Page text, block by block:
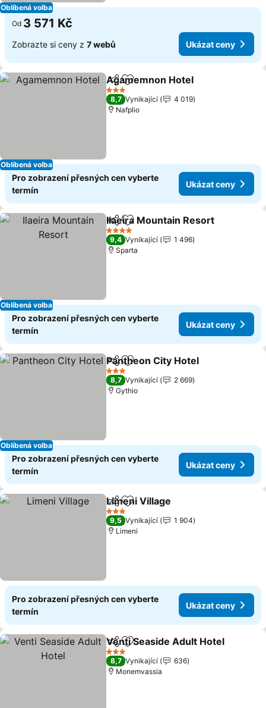
Oblíbená volba
Od 3 571 Kč
Zobrazte si ceny z 7 webů Ukázat ceny
Oblíbená volba
SdíletPřidat na seznam oblíbených
Agamemnon Hotel
3 Počet hvězdiček
8,7 Vynikající
4 019
Nafplio
Pro zobrazení přesných cen vyberte
termín
Ukázat ceny
Oblíbená volba
SdíletPřidat na seznam oblíbených
Ilaeira Mountain Resort
4 Počet hvězdiček
9,4 Vynikající
1 496
Sparta
Pro zobrazení přesných cen vyberte
termín
Ukázat ceny
Oblíbená volba
SdíletPřidat na seznam oblíbených
Pantheon City Hotel
3 Počet hvězdiček
8,7 Vynikající
2 669
Gythio
Pro zobrazení přesných cen vyberte
termín
Ukázat ceny
SdíletPřidat na seznam oblíbených
Limeni Village
3 Počet hvězdiček
9,5 Vynikající
1 904
Limeni
Pro zobrazení přesných cen vyberte
termín
Ukázat ceny
SdíletPřidat na seznam oblíbených
Venti Seaside Adult Hotel
3 Počet hvězdiček
8,7 Vynikající
636
Monemvassia